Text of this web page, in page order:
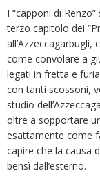
I “capponi di
terzo capitolo dei
come convolare a
legati in fretta e
con tanti scossoni,
studio
oltre a sopportare
esattamente come
capire che la causa
bensì dall’esterno.